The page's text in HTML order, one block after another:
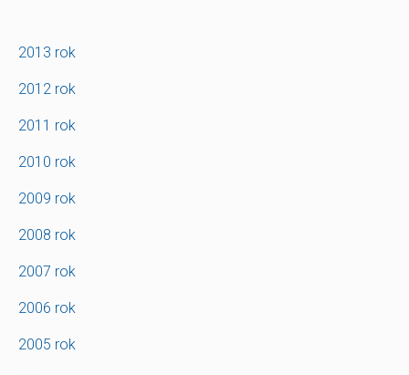
2013 rok
2012 rok
2011 rok
2010 rok
2009 rok
2008 rok
2007 rok
2006 rok
2005 rok